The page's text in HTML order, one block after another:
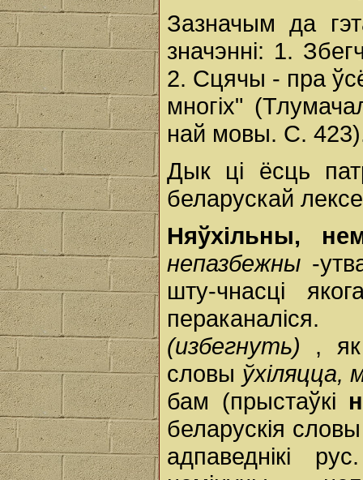
Зазначым да
значэнні: 1.
2. Сцячы - пра
многіх"
най мовы. С.
Дык ці ёсць
беларускай
Няўхільны,
непазбежны -
шту-чнасці
(избегнуть) ,
словы ўхіляцца,
бам (прыстаўкі
беларускія
адпаведнікі